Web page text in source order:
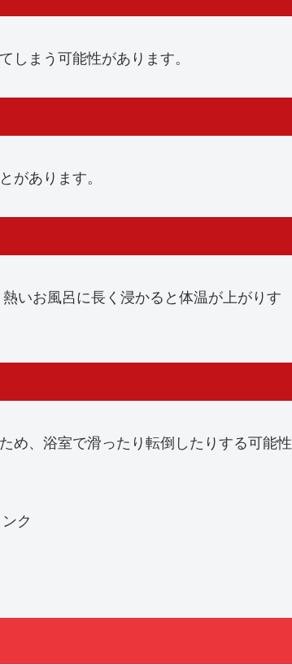
しまう可能性があります。
があります。
いお風呂に長く浸かると体温が上がりす
め、浴室で滑ったり転倒したりする可能性
ク